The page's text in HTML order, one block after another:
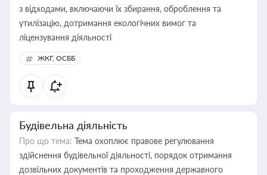
з відходами, включаючи їх збирання, оброблення та
утилізацію, дотримання екологічних вимог та
ліцензування діяльності
ЖКГ, ОСББ
Будівельна діяльність
Про що тема: Тема охоплює правове регулювання
здійснення будівельної діяльності, порядок отримання
дозвільних документів та проходження державного